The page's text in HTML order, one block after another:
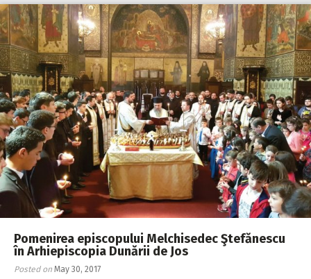
Pomenirea episcopului Melchisedec Ştefănescu
în Arhiepiscopia Dunării de Jos
Posted on May 30, 2017